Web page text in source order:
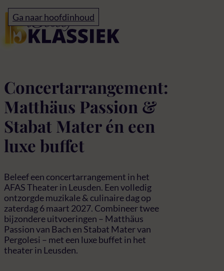
Ga naar hoofdinhoud
Buffet Matthaus &
Concertarrangement:
Matthäus Passion &
Stabat Mater én een
luxe buffet
Beleef een concertarrangement in het
AFAS Theater in Leusden. Een volledig
ontzorgde muzikale & culinaire dag op
zaterdag 6 maart 2027. Combineer twee
bijzondere uitvoeringen – Matthäus
Passion van Bach en Stabat Mater van
Pergolesi – met een luxe buffet in het
theater in Leusden.